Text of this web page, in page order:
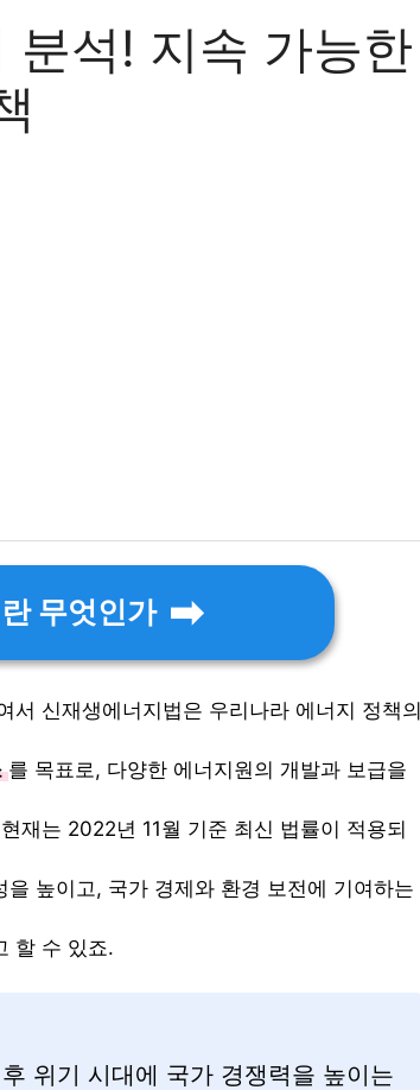
분석! 지속 가능한
무엇인가
서 신재생에너지법은 우리나라 에너지 정책의
를 목표로, 다양한 에너지원의 개발과 보급을
재는 2022년 11월 기준 최신 법률이 적용되
높이고, 국가 경제와 환경 보전에 기여하는
할 수 있죠.
위기 시대에 국가 경쟁력을 높이는